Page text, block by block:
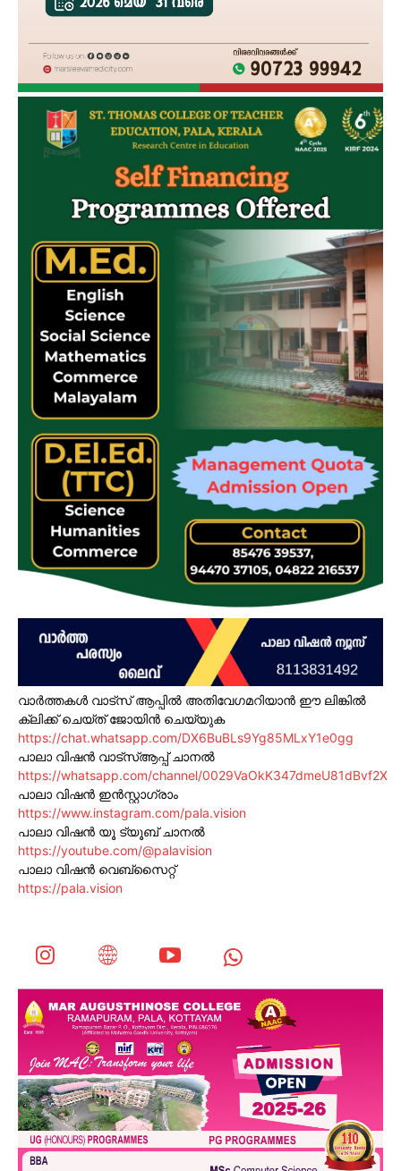
വാർത്തകൾ വാട്സ് ആപ്പിൽ അതിവേഗമറിയാൻ ഈ ലിങ്കിൽ
ക്ലിക്ക് ചെയ്ത് ജോയിൻ ചെയ്യുക
https://chat.whatsapp.com/DX6BuBLs9Yg85MLxY1e0gg
പാലാ വിഷൻ വാട്സ്ആപ്പ് ചാനൽ
https://whatsapp.com/channel/0029VaOkK347dmeU81dBvf2X
പാലാ വിഷൻ ഇൻസ്റ്റാഗ്രാം
https://www.instagram.com/pala.vision
പാലാ വിഷൻ യൂ ട്യൂബ് ചാനൽ
https://youtube.com/@palavision
പാലാ വിഷൻ വെബ്സൈറ്റ്
https://pala.vision